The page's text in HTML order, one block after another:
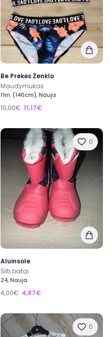
Be Prekės Ženklo
Maudymukas
11m. (146cm), Nauja
10,00€ 11,17€
0
Aluinsole
Šilti batai
24, Nauja
4,00€ 4,87€
0